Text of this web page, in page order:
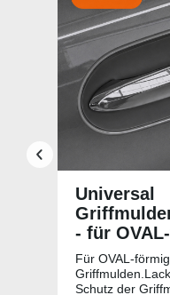
Universal
- für
Für OVAL-
Schutz der